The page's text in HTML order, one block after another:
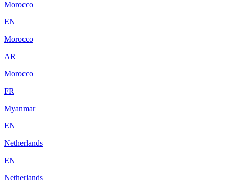
Morocco
EN
Morocco
AR
Morocco
FR
Myanmar
EN
Netherlands
EN
Netherlands